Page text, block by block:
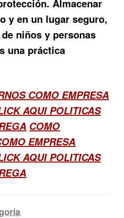
Almacenar
y en un lugar seguro,
niños y personas
una práctica
COMO EMPRESA
AQUI POLITICAS
COMO
EMPRESA
AQUI POLITICAS